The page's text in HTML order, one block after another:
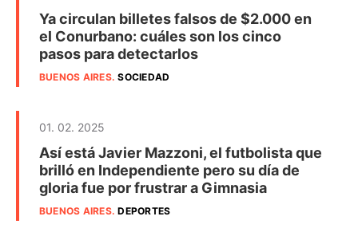
Ya circulan billetes falsos de $2.000 en
el Conurbano: cuáles son los cinco
pasos para detectarlos
BUENOS AIRES.SOCIEDAD
01. 02. 2025
Así está Javier Mazzoni, el futbolista que
brilló en Independiente pero su día de
gloria fue por frustrar a Gimnasia
BUENOS AIRES.DEPORTES